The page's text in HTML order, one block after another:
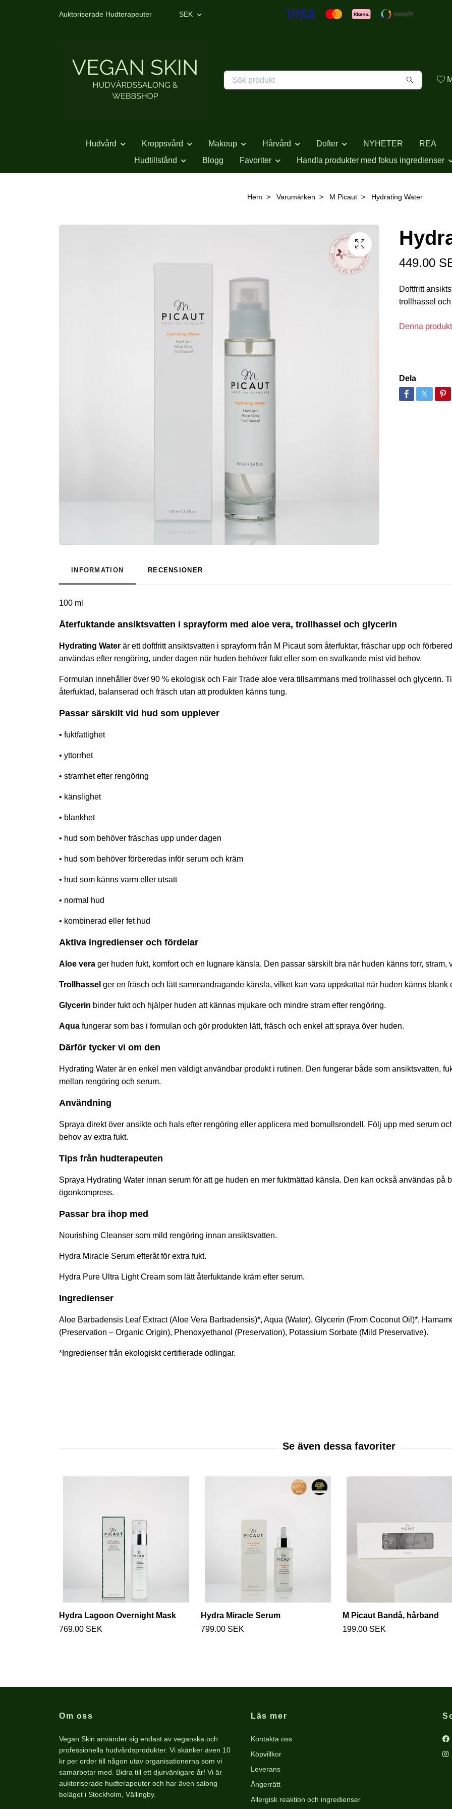
Auktoriserade Hudterapeuter SEK
Hudvård Kroppsvård Makeup Hårvård Dofter NYHETER REA
Hudtillstånd
Blogg Favoriter Handla produkter med fokus ingredienser
Hem Varumärken M Picaut Hydrating Water
449.00
Doftfritt
trollhassel
Denna
Dela
INFORMATION RECENSIONER
100 ml
Återfuktande ansiktsvatten i sprayform med aloe vera, trollhassel och glycerin
Hydrating Water är ett doftfritt ansiktsvatten i sprayform från M Picaut som återfuktar, fräschar upp och
användas efter rengöring, under dagen när huden behöver fukt eller som en svalkande mist vid behov.
Formulan innehåller över 90 % ekologisk och Fair Trade aloe vera tillsammans med trollhassel och glycerin.
återfuktad, balanserad och fräsch utan att produkten känns tung.
Passar särskilt vid hud som upplever
• fuktfattighet
• yttorrhet
• stramhet efter rengöring
• känslighet
• blankhet
• hud som behöver fräschas upp under dagen
• hud som behöver förberedas inför serum och kräm
• hud som känns varm eller utsatt
• normal hud
• kombinerad eller fet hud
Aktiva ingredienser och fördelar
Aloe vera ger huden fukt, komfort och en lugnare känsla. Den passar särskilt bra när huden känns torr, stram,
Trollhassel ger en fräsch och lätt sammandragande känsla, vilket kan vara uppskattat när huden känns
Glycerin binder fukt och hjälper huden att kännas mjukare och mindre stram efter rengöring.
Aqua fungerar som bas i formulan och gör produkten lätt, fräsch och enkel att spraya över huden.
Därför tycker vi om den
Hydrating Water är en enkel men väldigt användbar produkt i rutinen. Den fungerar både som ansiktsvatten,
mellan rengöring och serum.
Användning
Spraya direkt över ansikte och hals efter rengöring eller applicera med bomullsrondell. Följ upp med serum
behov av extra fukt.
Tips från hudterapeuten
Spraya Hydrating Water innan serum för att ge huden en mer fuktmättad känsla. Den kan också användas på
ögonkompress.
Passar bra ihop med
Nourishing Cleanser som mild rengöring innan ansiktsvatten.
Hydra Miracle Serum efteråt för extra fukt.
Hydra Pure Ultra Light Cream som lätt återfuktande kräm efter serum.
Ingredienser
Aloe Barbadensis Leaf Extract (Aloe Vera Barbadensis)*, Aqua (Water), Glycerin (From Coconut Oil)*,
(Preservation – Organic Origin), Phenoxyethanol (Preservation), Potassium Sorbate (Mild Preservative).
*Ingredienser från ekologiskt certifierade odlingar.
Hydra Lagoon Overnight Mask
769.00 SEK
Hydra Miracle Serum
799.00 SEK
M Picaut Bandå, hårband
199.00 SEK
Om oss
Vegan Skin använder sig endast av veganska och
professionella hudvårdsprodukter. Vi skänker även 10
kr per order till någon utav organisationerna som vi
samarbetar med. Bidra till ett djurvänligare år! Vi är
auktoriserade hudterapeuter och har även salong
beläget i Stockholm, Vällingby.
Läs mer
Kontakta oss
Köpvillkor
Leverans
Ångerrätt
Allergisk reaktion och ingredienser